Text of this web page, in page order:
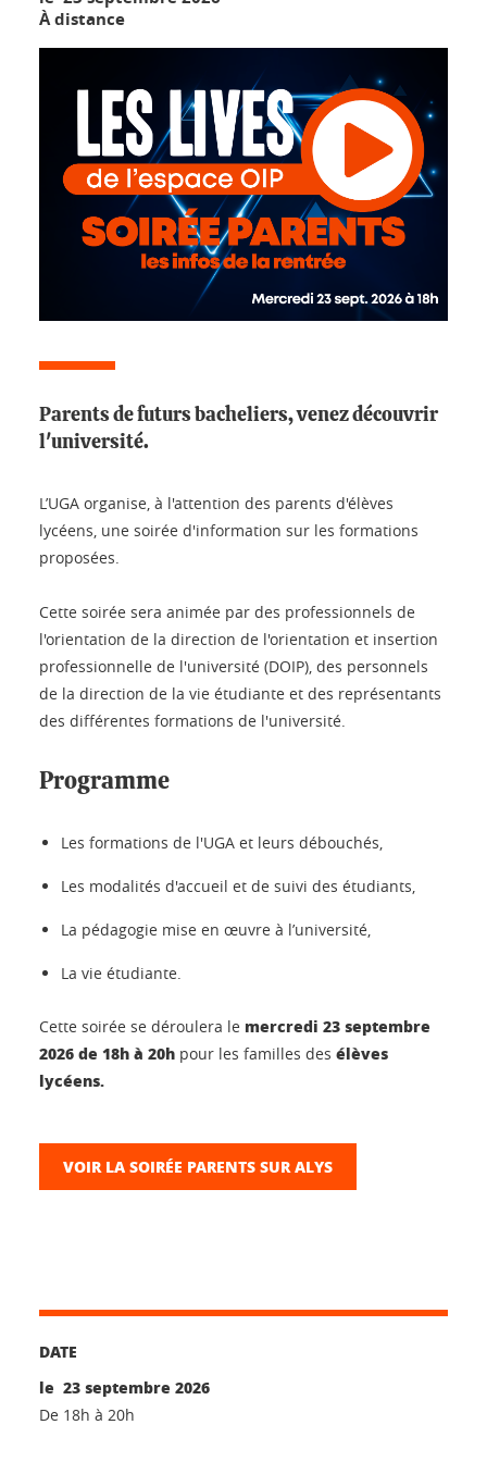
À distance
Parents de futurs bacheliers, venez découvrir
l'université.
L’UGA organise, à l'attention des parents d'élèves
lycéens, une soirée d'information sur les formations
proposées.
Cette soirée sera animée par des professionnels de
l'orientation de la direction de l'orientation et insertion
professionnelle de l'université (DOIP), des personnels
de la direction de la vie étudiante et des représentants
des différentes formations de l'université.
Programme
Les formations de l'UGA et leurs débouchés,
Les modalités d'accueil et de suivi des étudiants,
La pédagogie mise en œuvre à l’université,
La vie étudiante.
Cette soirée se déroulera le mercredi 23 septembre
2026 de 18h à 20h pour les familles des élèves
lycéens.
VOIR LA SOIRÉE PARENTS SUR ALYS
DATE
le 23 septembre 2026
De 18h à 20h